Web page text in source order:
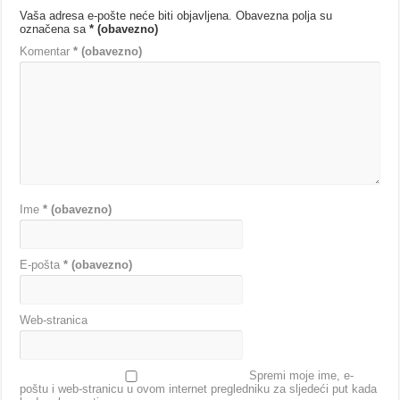
Vaša adresa e-pošte neće biti objavljena. Obavezna polja su
označena sa* (obavezno)
Komentar* (obavezno)
Ime* (obavezno)
E-pošta* (obavezno)
Web-stranica
Spremi moje ime, e-
poštu i web-stranicu u ovom internet pregledniku za sljedeći put kada